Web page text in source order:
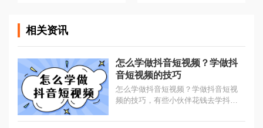
相关资讯
怎么学做抖音短视频？学做抖
音短视频的技巧
怎么学做抖音短视频？学做抖音短视
频的技巧，有些小伙伴花钱去学抖
诉大家，怎么做抖音？...